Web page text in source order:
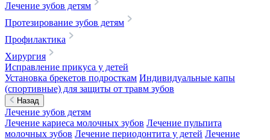
Лечение зубов детям
Протезирование зубов детям
Профилактика
Хирургия
Исправление прикуса у детей
Установка брекетов подросткам Индивидуальные капы
(спортивные) для защиты от травм зубов
Назад
Лечение зубов детям
Лечение кариеса молочных зубов Лечение пульпита
молочных зубов Лечение периодонтита у детей Лечение